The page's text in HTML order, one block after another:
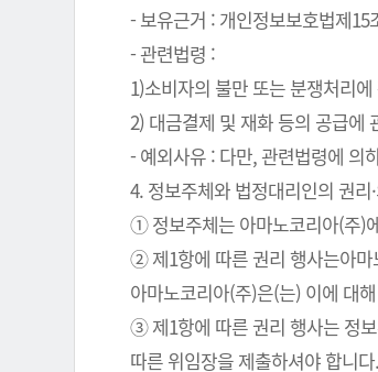
- 보유근거 : 개인정보보호법제15
- 관련법령 :
1)소비자의 불만 또는 분쟁처리
2) 대금결제 및 재화 등의 공급에
- 예외사유 : 다만, 관련법령에 의
4. 정보주체와 법정대리인의 권
① 정보주체는 아마노코리아(주)
② 제1항에 따른 권리 행사는아마
아마노코리아(주)은(는) 이에 대
③ 제1항에 따른 권리 행사는 정
따른 위임장을 제출하셔야 합니다.